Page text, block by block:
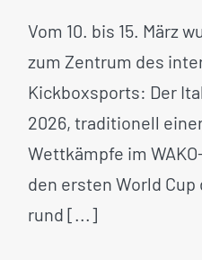
Vom 10. bis 15. März
zum Zentrum des
Kickboxsports: Der
2026, traditionell
Wettkämpfe im
den ersten World
rund [...]